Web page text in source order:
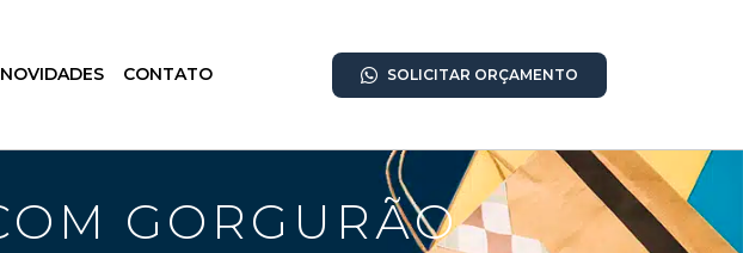
NOVIDADES CONTATO SOLICITAR ORÇAMENTO
GORGURÃO